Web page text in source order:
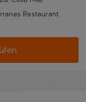
Restaurant